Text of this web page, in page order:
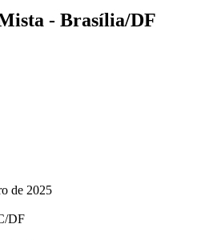
- Brasília/DF
de 2025
DF